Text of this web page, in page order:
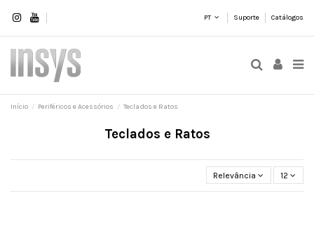
PT Suporte Catálogos
Início Periféricos e Acessórios Teclados e Ratos
Teclados e Ratos
Relevância 12